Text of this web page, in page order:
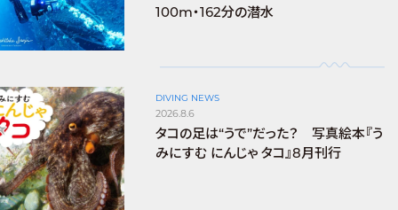
100m・162分の潜水
DIVING NEWS
2026.8.6
タコの足は“うで”だった？ 写真絵本『う
みにすむ にんじゃ タコ』8月刊行